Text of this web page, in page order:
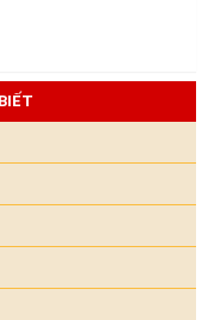
cấp GCN QSD đất,